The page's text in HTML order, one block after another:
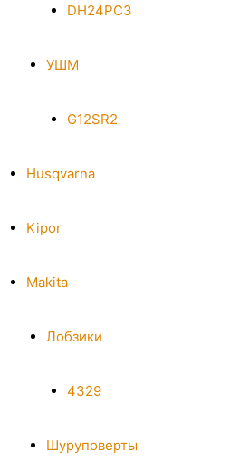
DH24PC3
УШМ
G12SR2
Husqvarna
Kipor
Makita
Лобзики
4329
Шуруповерты